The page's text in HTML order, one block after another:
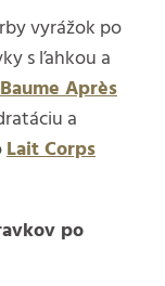
vyrážok po
s ľahkou a
Baume Après
a
Lait Corps
po